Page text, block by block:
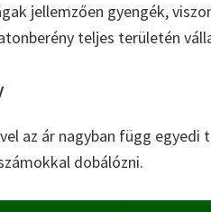
jellemzően gyengék,
teljes területén
az ár nagyban függ egyedi
dobálózni.